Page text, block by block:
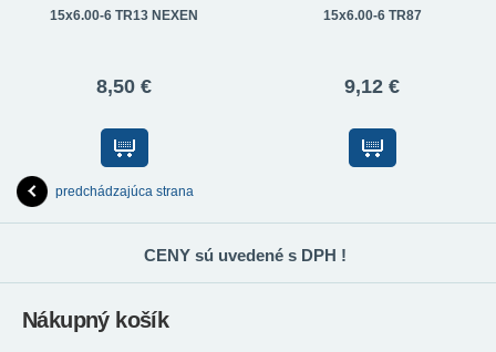
15x6.00-6 TR13 NEXEN
8,50 €
15x6.00-6 TR87
9,12 €
predchádzajúca strana
CENY sú uvedené s DPH !
Nákupný košík